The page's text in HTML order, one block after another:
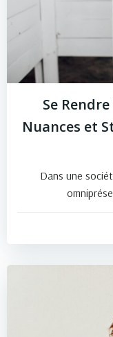
Se
Nuances et
Dans une